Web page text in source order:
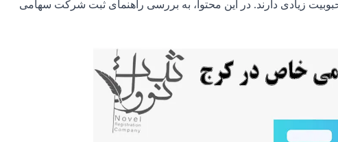
زیادی دارند. در این محتوا، به بررسی راهنمای ثبت شرکت سهامی